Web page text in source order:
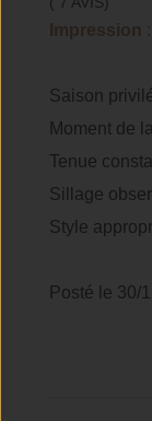
Impression :
Saison
Moment de
Tenue
Sillage
Style
Posté le 30/